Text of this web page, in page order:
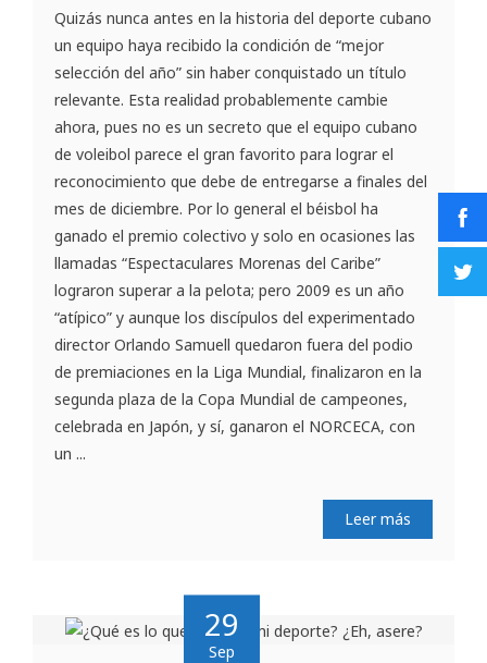
Quizás nunca antes en la historia del deporte cubano
un equipo haya recibido la condición de “mejor
selección del año” sin haber conquistado un título
relevante. Esta realidad probablemente cambie
ahora, pues no es un secreto que el equipo cubano
de voleibol parece el gran favorito para lograr el
reconocimiento que debe de entregarse a finales del
mes de diciembre. Por lo general el béisbol ha
ganado el premio colectivo y solo en ocasiones las
llamadas “Espectaculares Morenas del Caribe”
lograron superar a la pelota; pero 2009 es un año
“atípico” y aunque los discípulos del experimentado
director Orlando Samuell quedaron fuera del podio
de premiaciones en la Liga Mundial, finalizaron en la
segunda plaza de la Copa Mundial de campeones,
celebrada en Japón, y sí, ganaron el NORCECA, con
un ...
Leer más
29
Sep